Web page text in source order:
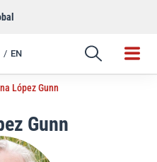
EN
Enlace
López Gunn
Gunn